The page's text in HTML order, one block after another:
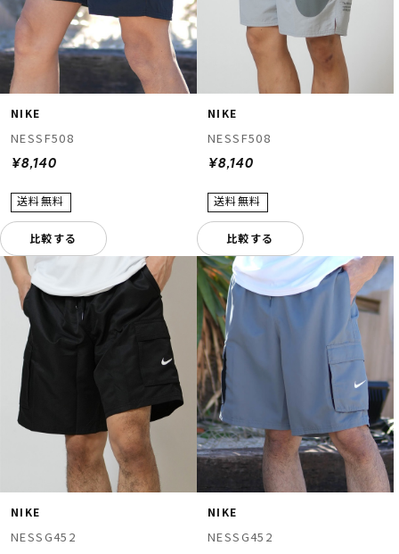
NIKE
NESSF508
¥8,140
比較する
NIKE
NESSF508
¥8,140
比較する
NIKE
NESSG452
NIKE
NESSG452